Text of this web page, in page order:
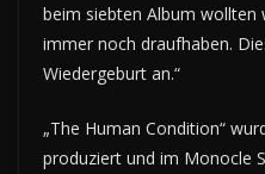
beim siebten Album wollten
immer noch draufhaben.
Wiedergeburt an.“
„The Human Condition“
produziert und im Monocle